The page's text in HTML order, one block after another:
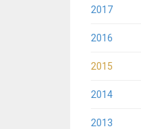
2017
2016
2015
2014
2013